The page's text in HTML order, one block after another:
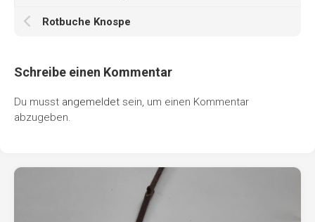
Rotbuche Knospe
Schreibe einen Kommentar
Du musst angemeldet sein, um einen Kommentar
abzugeben.